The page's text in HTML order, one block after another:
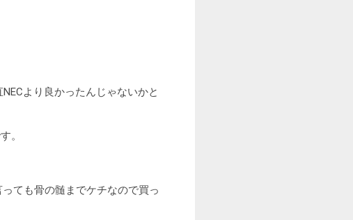
より良かったんじゃないかと
。
ても骨の髄までケチなので買っ